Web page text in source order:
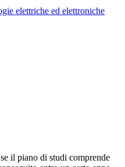
elettriche ed elettroniche
il piano di studi comprende